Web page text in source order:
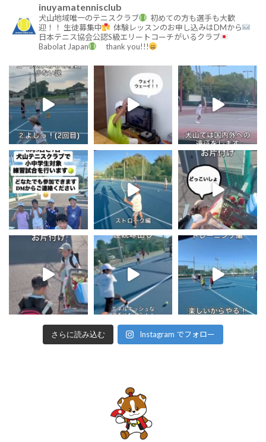
inuyamatennisclub
犬山地域唯一のテニスクラブ
初めての方も選手も大歓
迎！！ 生徒募集中
体験レッスンのお申し込みはDMから
日本テニス協会公認S級エリートコーチがいるクラブ
Babolat Japan
thank you!!!
さらに読み込む Instagram でフォロー